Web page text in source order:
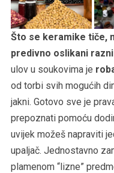
Što se keramike tiče,
predivno oslikani
ulov u soukovima je
od torbi svih mogućih
jakni. Gotovo sve je
prepoznati pomoću
uvijek možeš napraviti
upaljač. Jednostavno
plamenom “lizne”